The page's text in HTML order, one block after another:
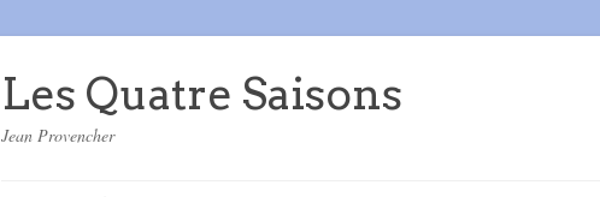
Les Quatre Saisons
Jean Provencher